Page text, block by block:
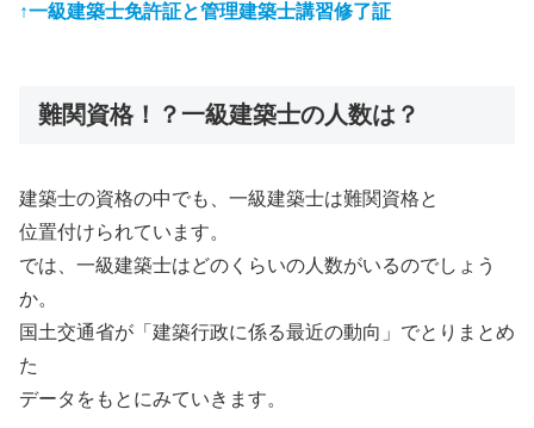
↑一級建築士免許証と管理建築士講習修了証
難関資格！？一級建築士の人数は？
建築士の資格の中でも、一級建築士は難関資格と
位置付けられています。
では、一級建築士はどのくらいの人数がいるのでしょう
か。
国土交通省が「建築行政に係る最近の動向」でとりまとめ
た
データをもとにみていきます。